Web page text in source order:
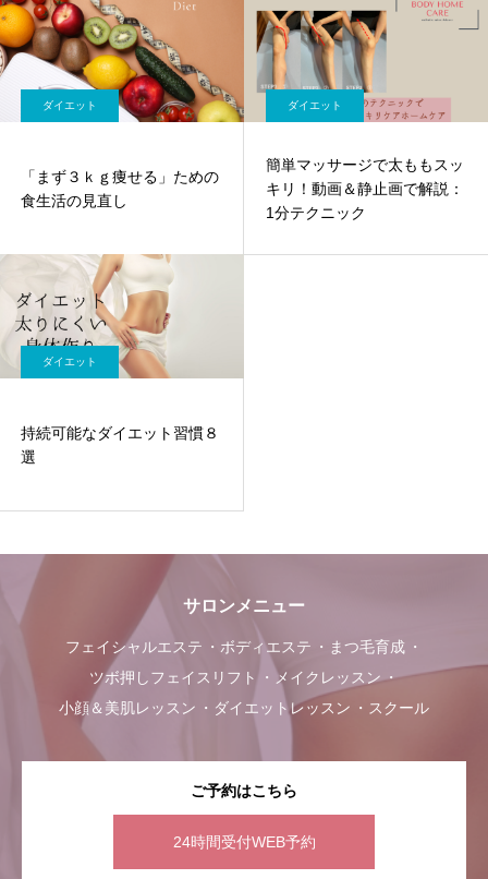
ダイエット
「まず３ｋｇ痩せる」ための
食生活の見直し
ダイエット
簡単マッサージで太ももスッ
キリ！動画＆静止画で解説：
1分テクニック
ダイエット
持続可能なダイエット習慣８
選
サロンメニュー
フェイシャルエステ ボディエステ
まつ毛育成
ツボ押しフェイスリフト
メイクレッスン
小顔＆美肌レッスン
ダイエットレッスン スクール
ご予約はこちら
24時間受付WEB予約